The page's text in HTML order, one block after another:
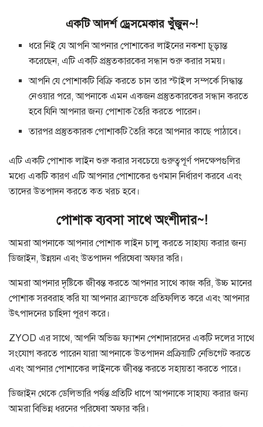
একটি আদর্শ ড্রেসমেকার খুঁজুন~!
ধরে নিই যে আপনি আপনার পোশাকের লাইনের নকশা চূড়ান্ত
করেছেন, এটি একটি প্রস্তুতকারকের সন্ধান শুরু করার সময়।
আপনি যে পোশাকটি বিক্রি করতে চান তার স্টাইল সম্পর্কে সিদ্ধান্ত
নেওয়ার পরে, আপনাকে এমন একজন প্রস্তুতকারকের সন্ধান করতে
হবে যিনি আপনার জন্য পোশাক তৈরি করতে পারেন।
তারপর প্রস্তুতকারক পোশাকটি তৈরি করে আপনার কাছে পাঠাবে।
এটি একটি পোশাক লাইন শুরু করার সবচেয়ে গুরুত্বপূর্ণ পদক্ষেপগুলির
মধ্যে একটি কারণ এটি আপনার পোশাকের গুণমান নির্ধারণ করবে এবং
তাদের উত্পাদন করতে কত খরচ হবে।
পোশাক ব্যবসা সাথে অংশীদার~!
আমরা আপনাকে আপনার পোশাক লাইন চালু করতে সাহায্য করার জন্য
ডিজাইন, উন্নয়ন এবং উত্পাদন পরিষেবা অফার করি।
আমরা আপনার দৃষ্টিকে জীবন্ত করতে আপনার সাথে কাজ করি, উচ্চ মানের
পোশাক সরবরাহ করি যা আপনার ব্র্যান্ডকে প্রতিফলিত করে এবং আপনার
উৎপাদনের চাহিদা পূরণ করে।
ZYOD এর সাথে, আপনি অভিজ্ঞ ফ্যাশন পেশাদারদের একটি দলের সাথে
সংযোগ করতে পারেন যারা আপনাকে উত্পাদন প্রক্রিয়াটি নেভিগেট করতে
এবং আপনার পোশাকের লাইনকে জীবন্ত করতে সহায়তা করতে পারে।
ডিজাইন থেকে ডেলিভারি পর্যন্ত প্রতিটি ধাপে আপনাকে সাহায্য করার জন্য
আমরা বিভিন্ন ধরনের পরিষেবা অফার করি।